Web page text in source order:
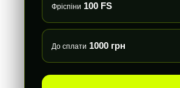
Фріспіни 100 FS
До сплати 1000 грн